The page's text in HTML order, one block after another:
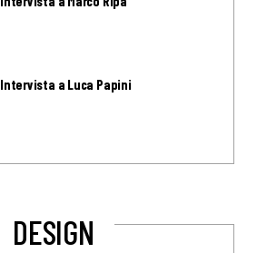
Intervista a Luca Papini
DESIGN